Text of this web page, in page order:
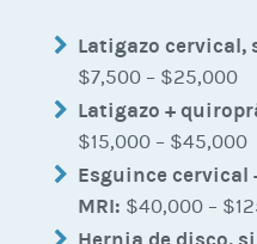
Latigazo cervical,
$7,500 – $25,000
Latigazo +
$15,000 – $45,000
Esguince cervical
MRI: $40,000 –